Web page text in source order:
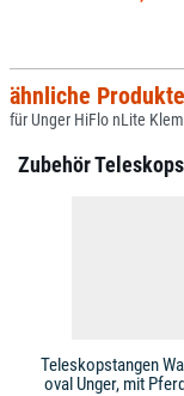
ähnliche Produkte
für Unger HiFlo nLite
Zubehör
Teleskopstangen
oval Unger, mit